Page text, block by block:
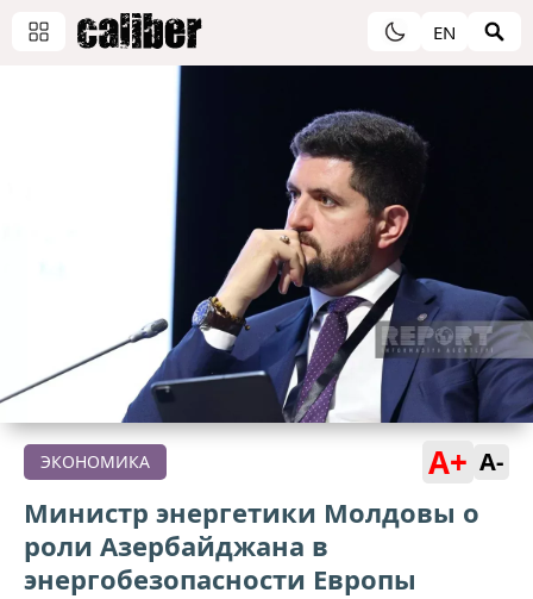
EN
ЭКОНОМИКА A+ A-
Министр энергетики Молдовы о
роли Азербайджана в
энергобезопасности Европы